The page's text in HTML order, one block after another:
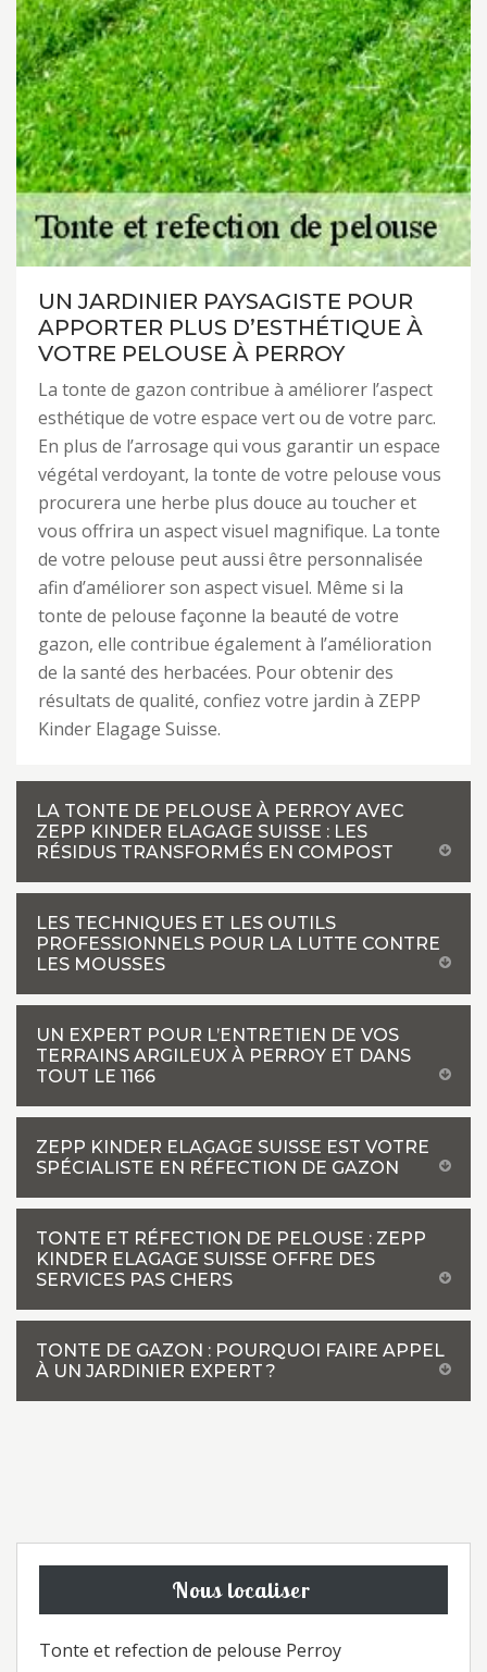
UN JARDINIER PAYSAGISTE POUR
APPORTER PLUS D’ESTHÉTIQUE À
VOTRE PELOUSE À PERROY
La tonte de gazon contribue à améliorer l’aspect
esthétique de votre espace vert ou de votre parc.
En plus de l’arrosage qui vous garantir un espace
végétal verdoyant, la tonte de votre pelouse vous
procurera une herbe plus douce au toucher et
vous offrira un aspect visuel magnifique. La tonte
de votre pelouse peut aussi être personnalisée
afin d’améliorer son aspect visuel. Même si la
tonte de pelouse façonne la beauté de votre
gazon, elle contribue également à l’amélioration
de la santé des herbacées. Pour obtenir des
résultats de qualité, confiez votre jardin à ZEPP
Kinder Elagage Suisse.
LA TONTE DE PELOUSE À PERROY AVEC
ZEPP KINDER ELAGAGE SUISSE : LES
RÉSIDUS TRANSFORMÉS EN COMPOST
LES TECHNIQUES ET LES OUTILS
PROFESSIONNELS POUR LA LUTTE CONTRE
LES MOUSSES
UN EXPERT POUR L’ENTRETIEN DE VOS
TERRAINS ARGILEUX À PERROY ET DANS
TOUT LE 1166
ZEPP KINDER ELAGAGE SUISSE EST VOTRE
SPÉCIALISTE EN RÉFECTION DE GAZON
TONTE ET RÉFECTION DE PELOUSE : ZEPP
KINDER ELAGAGE SUISSE OFFRE DES
SERVICES PAS CHERS
TONTE DE GAZON : POURQUOI FAIRE APPEL
À UN JARDINIER EXPERT ?
Nous localiser
Tonte et refection de pelouse Perroy